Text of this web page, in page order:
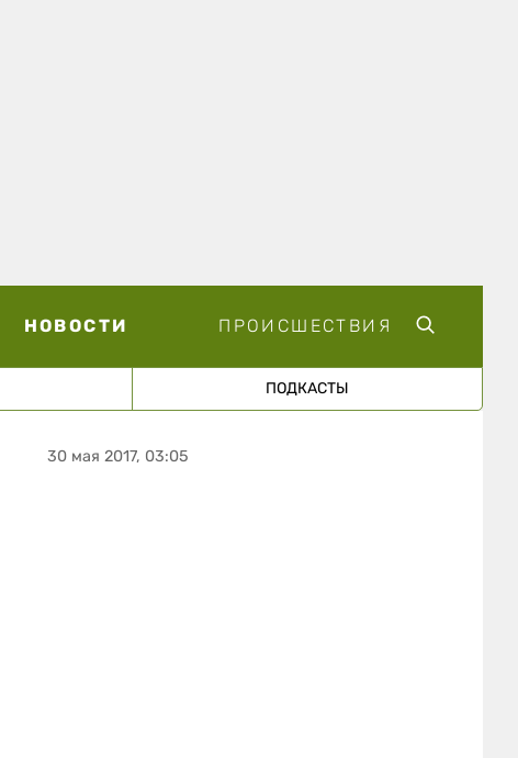
НОВОСТИ ПРОИСШЕСТВИЯ
ПОДКАСТЫ
30 мая 2017, 03:05